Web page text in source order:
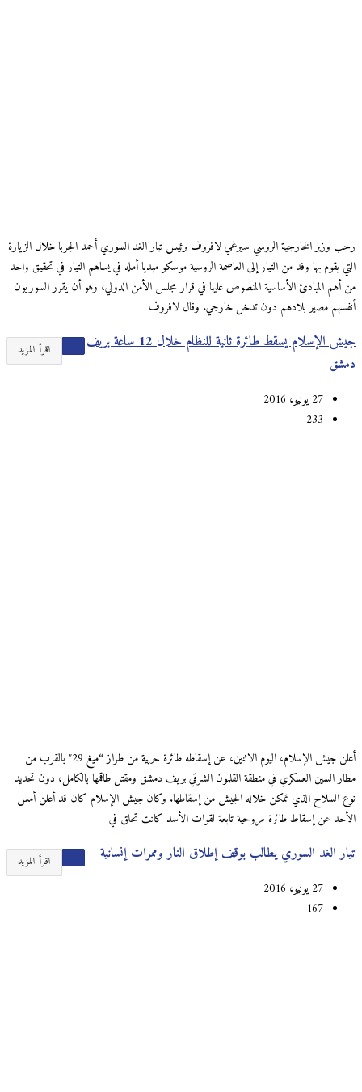
رحب وزير الخارجية الروسي سيرغي لافروف برئيس تيار الغد السوري أحمد الجربا خلال الزيارة
التي يقوم بها وفد من التيار إلى العاصمة الروسية موسكو مبديا أمله في يساهم التيار في تحقيق واحد
من أهم المبادئ الأساسية المنصوص عليها في قرار مجلس الأمن الدولي، وهو أن يقرر السوريون
أنفسهم مصير بلادهم دون تدخل خارجي. وقال لافروف
اقرأ المزيد
جيش الإسلام يسقط طائرة ثانية للنظام خلال 12 ساعة بريف
دمشق
27 يونيو، 2016
233
أعلن جيش الإسلام، اليوم الاثنين، عن إسقاطه طائرة حربية من طراز “ميغ 29″ بالقرب من
مطار السين العسكري في منطقة القلمون الشرقي بريف دمشق ومقتل طاقمها بالكامل، دون تحديد
نوع السلاح الذي تمكن خلاله الجيش من إسقاطها. وكان جيش الإسلام كان قد أعلن أمس
الأحد عن إسقاط طائرة مروحية تابعة لقوات الأسد كانت تحلق في
اقرأ المزيد تيار الغد السوري يطالب بوقف إطلاق النار وممرات إنسانية
27 يونيو، 2016
167